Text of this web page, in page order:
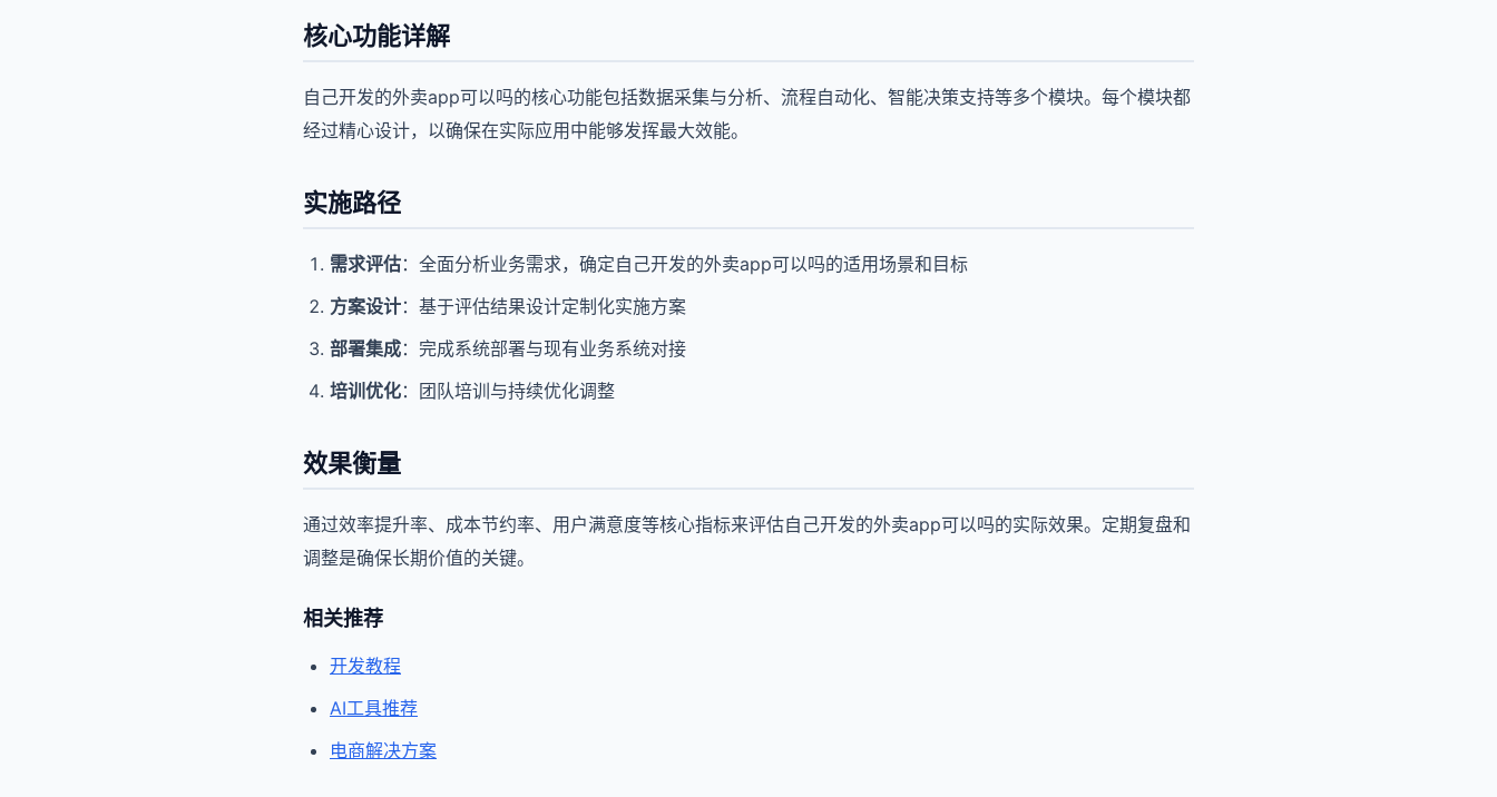
核心功能详解
自己开发的外卖app可以吗的核心功能包括数据采集与分析、流程自动化、智能决策支持等多个模块。每个模块都
经过精心设计，以确保在实际应用中能够发挥最大效能。
实施路径
需求评估：全面分析业务需求，确定自己开发的外卖app可以吗的适用场景和目标
方案设计：基于评估结果设计定制化实施方案
部署集成：完成系统部署与现有业务系统对接
培训优化：团队培训与持续优化调整
效果衡量
通过效率提升率、成本节约率、用户满意度等核心指标来评估自己开发的外卖app可以吗的实际效果。定期复盘和
调整是确保长期价值的关键。
相关推荐
开发教程
AI工具推荐
电商解决方案